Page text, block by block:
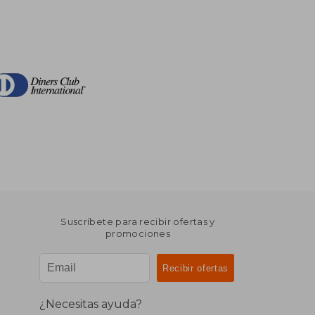
Suscríbete para recibir ofertas y
promociones
¿Necesitas ayuda?